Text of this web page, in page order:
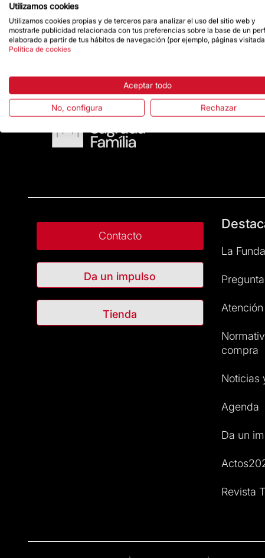
Contacto
Da un impulso
Tienda
La
compra
Noticias
Agenda
Da un
Revista
Utilizamos cookies
Utilizamos cookies propias y de terceros para analizar el uso del sitio web y
mostrarle publicidad relacionada con tus preferencias sobre la base de un
elaborado a partir de tus hábitos de navegación (por ejemplo, páginas
Política de cookies
Aceptar todo
No, configura Rechazar